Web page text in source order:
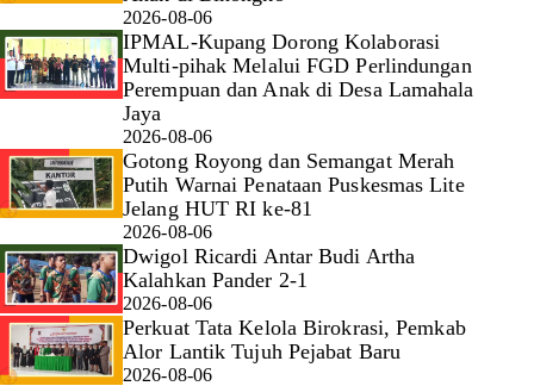
2026-08-06
IPMAL-Kupang Dorong Kolaborasi
Multi-pihak Melalui FGD Perlindungan
Perempuan dan Anak di Desa Lamahala
Jaya
2026-08-06
Gotong Royong dan Semangat Merah
Putih Warnai Penataan Puskesmas Lite
Jelang HUT RI ke-81
2026-08-06
Dwigol Ricardi Antar Budi Artha
Kalahkan Pander 2-1
2026-08-06
Perkuat Tata Kelola Birokrasi, Pemkab
Alor Lantik Tujuh Pejabat Baru
2026-08-06